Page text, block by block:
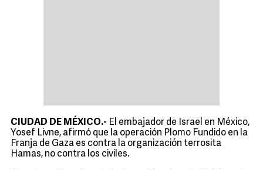
CIUDAD DE MÉXICO.- El embajador de Israel en México,
Yosef Livne, afirmó que la operación Plomo Fundido en la
Franja de Gaza es contra la organización terrosita
Hamas, no contra los civiles.